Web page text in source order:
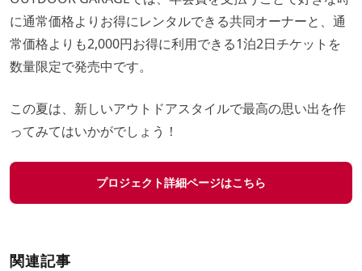
に通常価格よりお得にレンタルできる共同オーナーと、通
常価格よりも2,000円お得に利用できる1泊2日チケットを
数量限定で発売中です。
この夏は、新しいアウトドアスタイルで最高の思い出を作
ってみてはいかがでしょう！
プロジェクト詳細ページはこちら
関連記事